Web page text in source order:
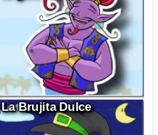
La Brujita Dulce